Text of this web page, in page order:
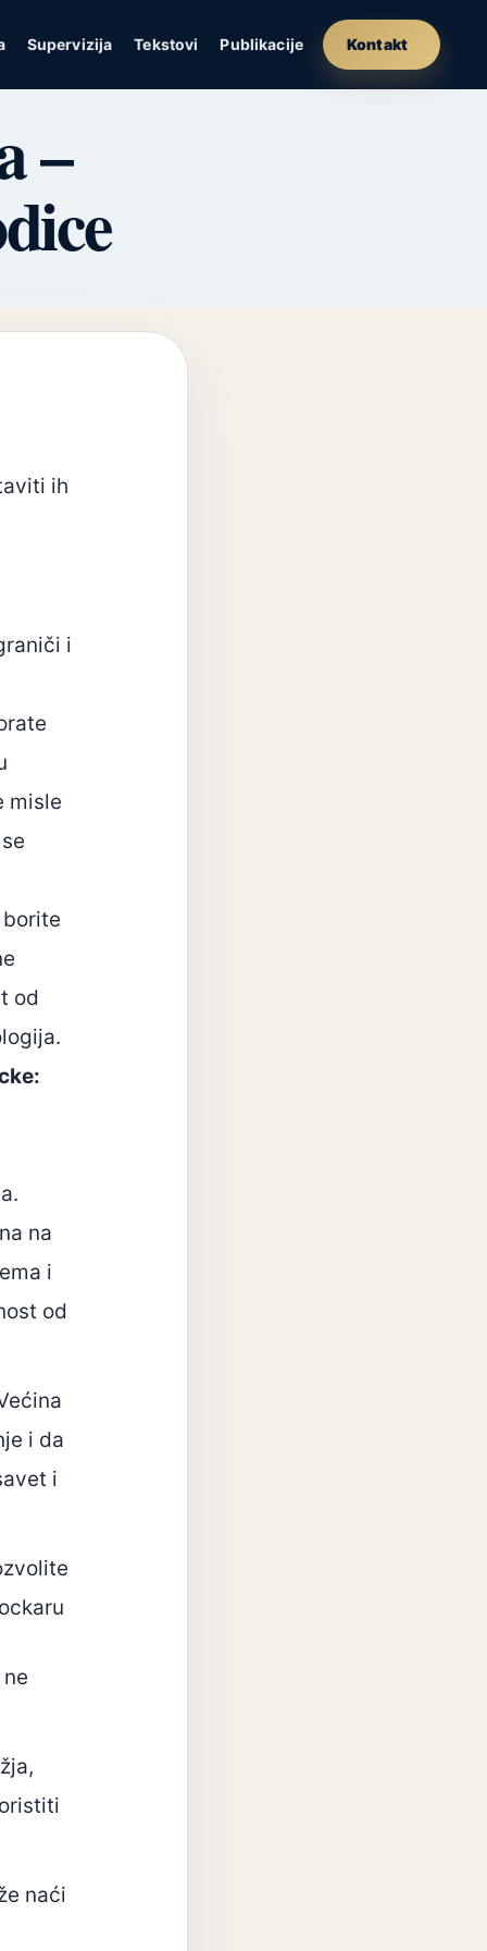
Supervizija Tekstovi Publikacije Kontakt
–
ih
i
misle
od
na
i
od
i da
i
naći